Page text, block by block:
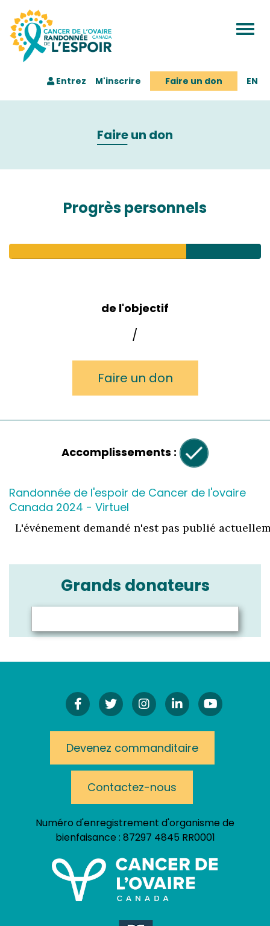
Entrez M'inscrire Faire un don EN
Faire un don
Progrès personnels
de l'objectif
/
Faire un don
Accomplissements :
Randonnée de l'espoir de Cancer de l'ovaire
Canada 2024 - Virtuel
L'événement demandé n'est pas publié
Grands donateurs
Facebook
TwitterInstagram!
LinkedInYouTube
Devenez commanditaire
Contactez-nous
Numéro d'enregistrement d'organisme de
bienfaisance : 87297 4845 RR0001